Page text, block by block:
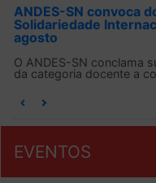
ANDES-SN convoca
Solidariedade
agosto
O ANDES-SN conclama
da categoria docente a
EVENTOS